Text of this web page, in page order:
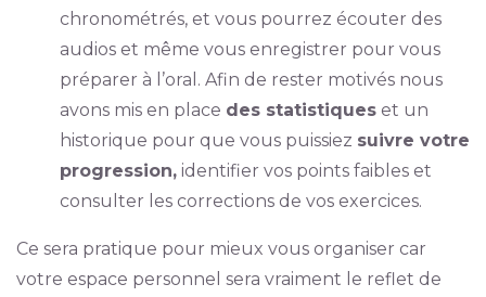
chronométrés, et vous pourrez écouter des
audios et même vous enregistrer pour vous
préparer à l’oral. Afin de rester motivés nous
avons mis en place des statistiques et un
historique pour que vous puissiez suivre votre
progression, identifier vos points faibles et
consulter les corrections de vos exercices.
Ce sera pratique pour mieux vous organiser car
votre espace personnel sera vraiment le reflet de